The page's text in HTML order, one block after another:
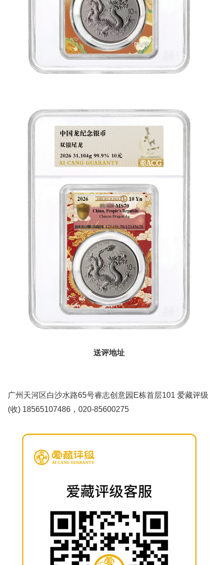
送评地址
广州天河区白沙水路65号睿志创意园E栋首层101 爱藏评级
(收) 18565107486，020-85600275